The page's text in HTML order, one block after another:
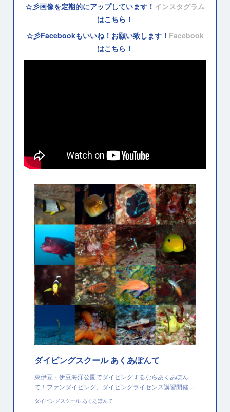
☆彡画像を定期的にアップしています！ インスタグラム
はこちら！
☆彡Facebookもいいね！お願い致します！ Facebook
はこちら！
ダイビングスクール あくあぽんて
東伊豆・伊豆海洋公園でダイビングするならあくあぽん
て！ファンダイビング、ダイビングライセンス講習開催…
ダイビングスクール あくあぽんて